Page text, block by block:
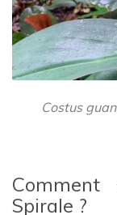
Costus
Spirale ?